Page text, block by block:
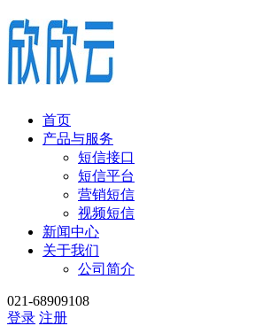
首页
产品与服务
短信接口
短信平台
营销短信
视频短信
新闻中心
关于我们
公司简介
021-68909108
登录 注册